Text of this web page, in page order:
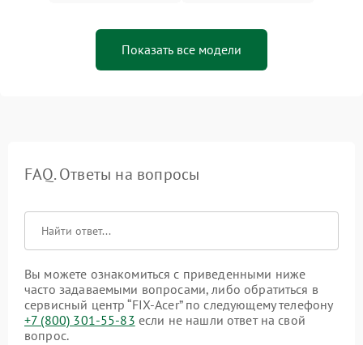
Показать все модели
FAQ. Ответы на вопросы
Вы можете ознакомиться с приведенными ниже
часто задаваемыми вопросами, либо обратиться в
сервисный центр “FIX-Acer” по следующему телефону
+7 (800) 301-55-83 если не нашли ответ на свой
вопрос.